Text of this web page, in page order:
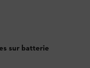
sur batterie